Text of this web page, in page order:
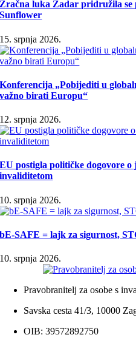
Zračna luka Zadar pridružila se
Sunflower
15. srpnja 2026.
Konferencija „Pobijediti u
važno birati Europu“
12. srpnja 2026.
EU postigla političke dogovore
invaliditetom
10. srpnja 2026.
bE-SAFE = lajk za sigurnost,
10. srpnja 2026.
Pravobranitelj za osobe s
Savska cesta 41/3, 10000
OIB: 39572892750